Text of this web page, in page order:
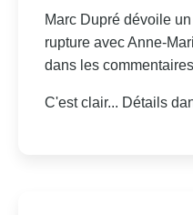
Marc Dupré dévoile
rupture avec Anne-
dans les
C'est clair... Détails